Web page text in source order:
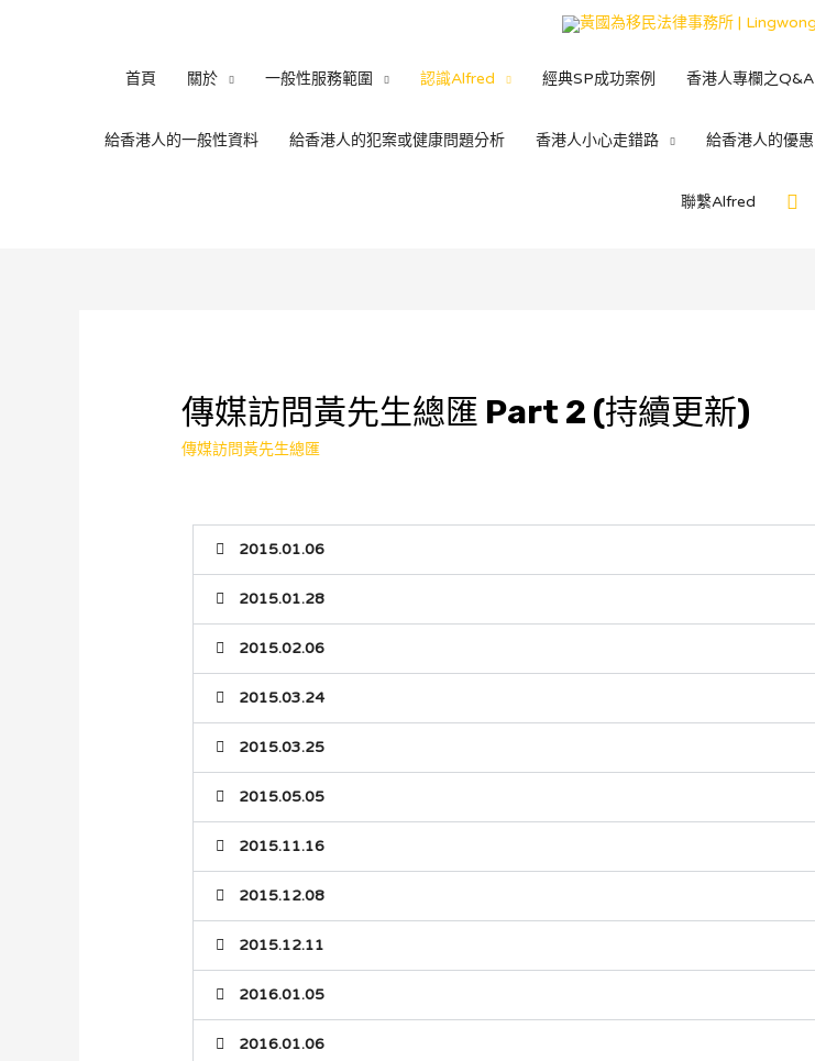
首頁 關於 一般性服務範圍 認識Alfred 經典SP成功案例 香港人專欄之Q&A
給香港人的一般性資料 給香港人的犯案或健康問題分析 香港人小心走錯路 給香港人的優惠
聯繫Alfred
傳媒訪問黃先生總匯 Part 2 (持續更新)
傳媒訪問黃先生總匯
2015.01.06
2015.01.28
2015.02.06
2015.03.24
2015.03.25
2015.05.05
2015.11.16
2015.12.08
2015.12.11
2016.01.05
2016.01.06